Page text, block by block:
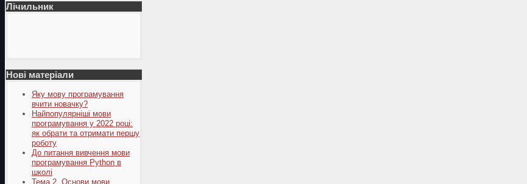
Лічильник
Нові матеріали
Яку мову програмування
вчити новачку?
Найпопулярніші мови
програмування у 2022 році:
як обрати та отримати першу
роботу
До питання вивчення мови
програмування Python в
школі
Тема 2. Основи мови